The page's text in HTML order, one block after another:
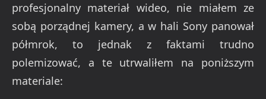
profesjonalny materiał wideo, nie miałem ze
sobą porządnej kamery, a w hali Sony panował
półmrok, to jednak z faktami trudno
polemizować, a te utrwaliłem na poniższym
materiale: